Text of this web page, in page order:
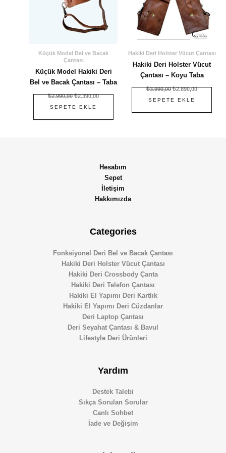
Küçük Model Bel ve Bacak
Çantası
Küçük Model Hakiki Deri
Bel ve Bacak Çantası – Taba
₺2.990,00 ₺2.390,00
SEPETE EKLE
Hakiki Deri Holster Vücut Çantası
Hakiki Deri Holster Vücut
Çantası – Koyu Taba
₺3.990,00 ₺2.890,00
SEPETE EKLE
Hesabım
Sepet
İletişim
Hakkımızda
Categories
Fonksiyonel Deri Bel ve Bacak Çantası
Hakiki Deri Holster Vücut Çantası
Hakiki Deri Crossbody Çanta
Hakiki Deri Telefon Çantası
Hakiki El Yapımı Deri Kartlık
Hakiki El Yapımı Deri Cüzdanlar
Deri Laptop Çantası
Deri Seyahat Çantası & Bavul
Lifestyle Deri Ürünleri
Yardım
Destek Talebi
Sıkça Sorulan Sorular
Canlı Sohbet
İade ve Değişim